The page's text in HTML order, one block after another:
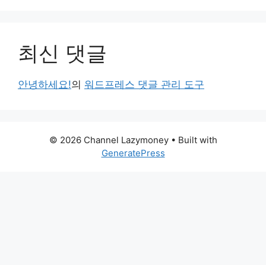
최신 댓글
안녕하세요!의 워드프레스 댓글 관리 도구
© 2026 Channel Lazymoney• Built with
GeneratePress